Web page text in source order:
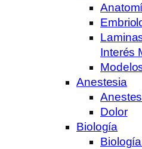
Interés
Anestesia
Dolor
Biología